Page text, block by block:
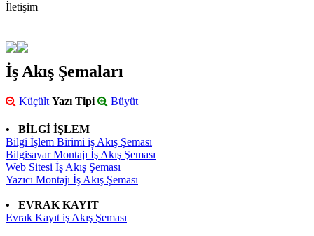
İletişim
İş Akış Şemaları
Küçült Yazı Tipi Büyüt
• BİLGİ İŞLEM
Bilgi İşlem Birimi iş Akış Şeması
Bilgisayar Montajı İş Akış Şeması
Web Sitesi İş Akış Şeması
Yazıcı Montajı İş Akış Şeması
• EVRAK KAYIT
Evrak Kayıt iş Akış Şeması